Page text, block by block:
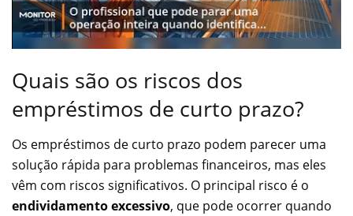
Quais são os riscos dos
empréstimos de curto prazo?
Os empréstimos de curto prazo podem parecer uma
solução rápida para problemas financeiros, mas eles
vêm com riscos significativos. O principal risco é o
endividamento excessivo, que pode ocorrer quando